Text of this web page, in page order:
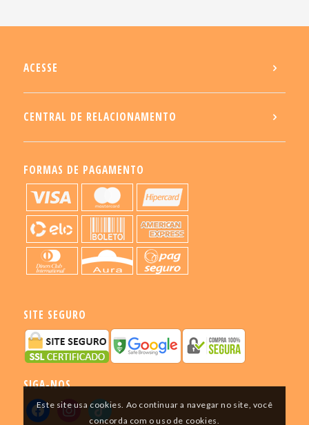
ACESSE
CENTRAL DE RELACIONAMENTO
FORMAS DE PAGAMENTO
SITE SEGURO
SIGA-NOS
Este site usa cookies. Ao continuar a navegar no site, você
concorda com o uso de cookies.